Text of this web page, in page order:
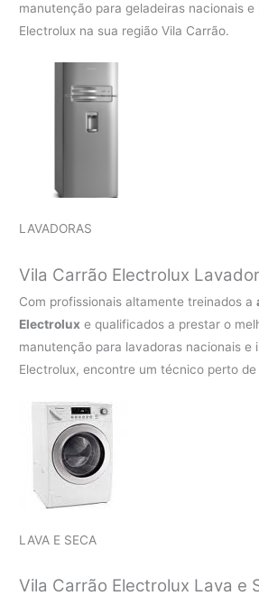
manutenção para geladeiras nacionais
Electrolux na sua região Vila Carrão.
LAVADORAS
Vila Carrão Electrolux
Com profissionais altamente treinados a
Electrolux e qualificados a prestar o
manutenção para lavadoras nacionais e
Electrolux, encontre um técnico perto
LAVA E SECA
Vila Carrão Electrolux Lava e